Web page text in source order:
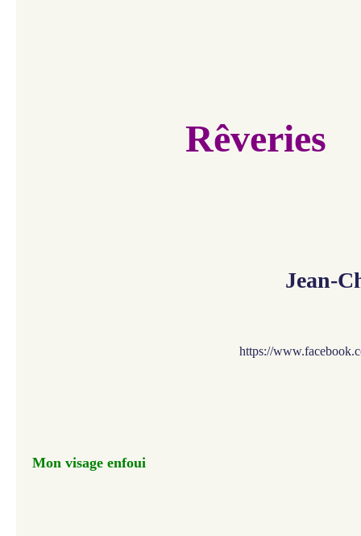
Rêveries​​​
Jean-
https://
Mon visage enfoui